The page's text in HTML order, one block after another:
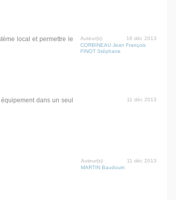
16 déc 2013
Auteur(s):
CORBINEAU Jean François
FINOT Stéphane
local et permettre le
11 déc 2013
dans un seul
11 déc 2013
Auteur(s):
MARTIN Baudouin